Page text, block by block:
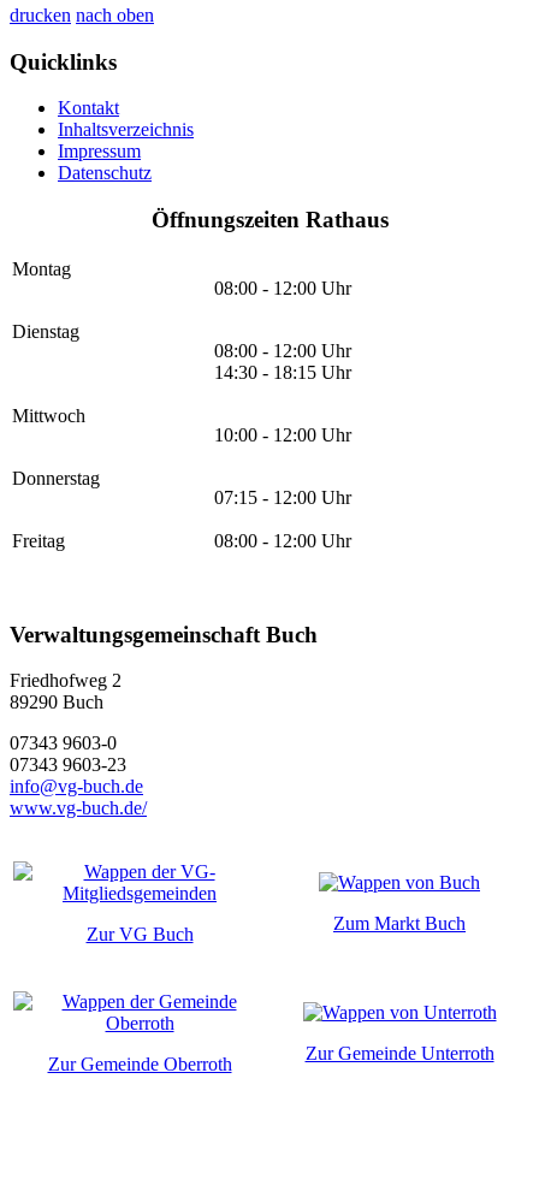
drucken nach oben
Quicklinks
Kontakt
Inhaltsverzeichnis
Impressum
Datenschutz
Öffnungszeiten Rathaus
Montag
08:00 - 12:00 Uhr
Dienstag
08:00 - 12:00 Uhr
14:30 - 18:15 Uhr
Mittwoch
10:00 - 12:00 Uhr
Donnerstag
07:15 - 12:00 Uhr
Freitag 08:00 - 12:00 Uhr
Verwaltungsgemeinschaft Buch
Friedhofweg 2
89290 Buch
07343 9603-0
07343 9603-23
info@vg-buch.de
www.vg-buch.de/
Zur VG Buch
Zum Markt Buch
Zur Gemeinde Oberroth
Zur Gemeinde Unterroth